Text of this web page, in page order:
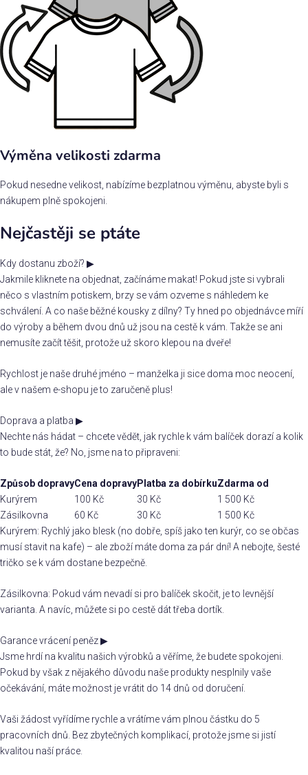
Výměna velikosti zdarma
Pokud nesedne velikost, nabízíme bezplatnou výměnu, abyste byli s
nákupem plně spokojeni.
Nejčastěji se ptáte
Kdy dostanu zboží? ▶
Jakmile kliknete na objednat, začínáme makat! Pokud jste si vybrali
něco s vlastním potiskem, brzy se vám ozveme s náhledem ke
schválení. A co naše běžné kousky z dílny? Ty hned po objednávce míří
do výroby a během dvou dnů už jsou na cestě k vám. Takže se ani
nemusíte začít těšit, protože už skoro klepou na dveře!
Rychlost je naše druhé jméno – manželka ji sice doma moc neocení,
ale v našem e-shopu je to zaručeně plus!
Doprava a platba ▶
Nechte nás hádat – chcete vědět, jak rychle k vám balíček dorazí a kolik
to bude stát, že? No, jsme na to připraveni:
Způsob dopravyCena dopravyPlatba za dobírkuZdarma od
Kurýrem
100 Kč 30 Kč
1 500 Kč
Zásilkovna
60 Kč 30 Kč
1 500 Kč
Kurýrem: Rychlý jako blesk (no dobře, spíš jako ten kurýr, co se občas
musí stavit na kafe) – ale zboží máte doma za pár dní! A nebojte, šesté
tričko se k vám dostane bezpečně.
Zásilkovna: Pokud vám nevadí si pro balíček skočit, je to levnější
varianta. A navíc, můžete si po cestě dát třeba dortík.
Garance vrácení peněz▶
Jsme hrdí na kvalitu našich výrobků a věříme, že budete spokojeni.
Pokud by však z nějakého důvodu naše produkty nesplnily vaše
očekávání, máte možnost je vrátit do 14 dnů od doručení.
Vaši žádost vyřídíme rychle a vrátíme vám plnou částku do 5
pracovních dnů. Bez zbytečných komplikací, protože jsme si jistí
kvalitou naší práce.